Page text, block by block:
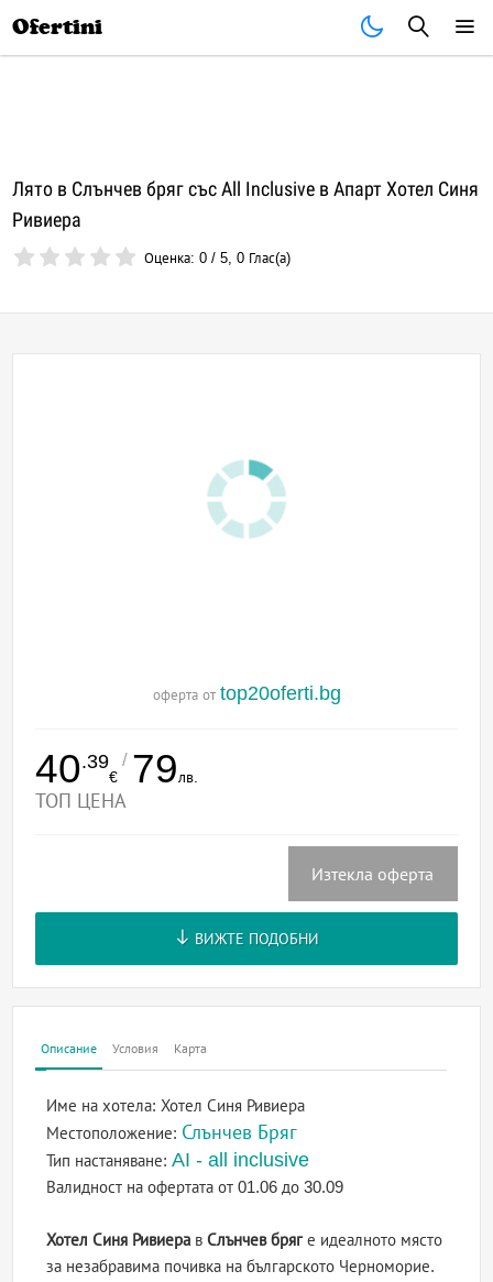
Ofertini
Лято в Слънчев бряг със All Inclusive в Апарт Хотел Синя
Ривиера
Оценка:0 /5,0 Глас(а)
оферта от top20oferti.bg
40.39
€
/ 79лв.
ТОП ЦЕНА
Изтекла оферта
ВИЖТЕ ПОДОБНИ
Описание Условия Карта
Име на хотела: Хотел Синя Ривиера
Местоположение: Слънчев Бряг
Тип настаняване:AI - all inclusive
Валидност на офертатаот 01.06 до 30.09
Хотел Синя Ривиера вСлънчев бряге идеалното място
за незабравима почивка на българското Черноморие.